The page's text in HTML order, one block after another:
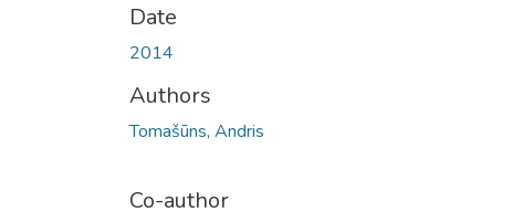
Date
2014
Authors
Tomašūns, Andris
Co-author